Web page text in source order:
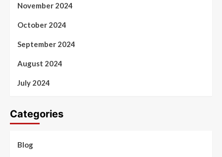
November 2024
October 2024
September 2024
August 2024
July 2024
Categories
Blog